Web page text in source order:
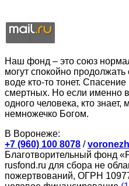
Наш фонд – это союз
могут спокойно продолжать
воде кто-то тонет.
смертных. Но если именно
одного человека, кто знает,
немножечко Богом.
В Воронеже:
+7 (960) 100 8078 /
Благотворительный фонд
rusfond.ru для сбора не
пожертвований, ОГРН